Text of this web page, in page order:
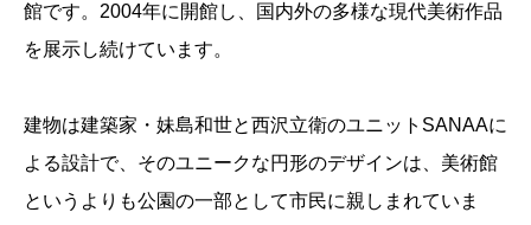
館です。2004年に開館し、国内外の多様な現代美術作品
を展示し続けています。
建物は建築家・妹島和世と西沢立衛のユニットSANAAに
よる設計で、そのユニークな円形のデザインは、美術館
というよりも公園の一部として市民に親しまれていま